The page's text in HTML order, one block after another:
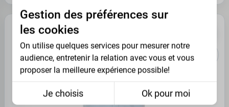
Gestion des préférences sur
les cookies
On utilise quelques services pour mesurer notre
audience, entretenir la relation avec vous et vous
proposer la meilleure expérience possible!
Je choisis Ok pour moi